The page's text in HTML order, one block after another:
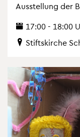
Aus­stel­lung der
17:00 - 18:00
Stifts­kir­che